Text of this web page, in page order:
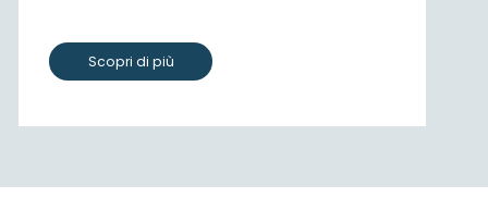
Scopri di più